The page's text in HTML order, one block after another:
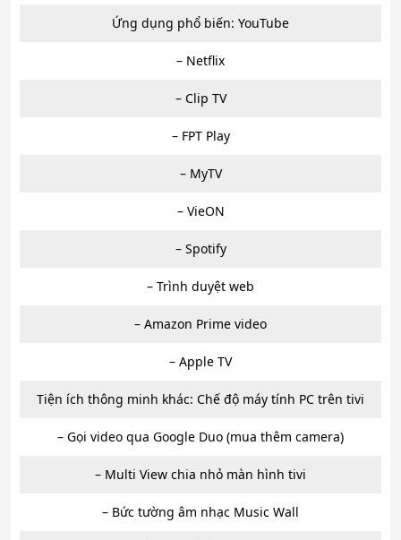
Ứng dụng phổ biến: YouTube
– Netflix
– Clip TV
– FPT Play
– MyTV
– VieON
– Spotify
– Trình duyệt web
– Amazon Prime video
– Apple TV
Tiện ích thông minh khác: Chế độ máy tính PC trên tivi
– Gọi video qua Google Duo (mua thêm camera)
– Multi View chia nhỏ màn hình tivi
– Bức tường âm nhạc Music Wall